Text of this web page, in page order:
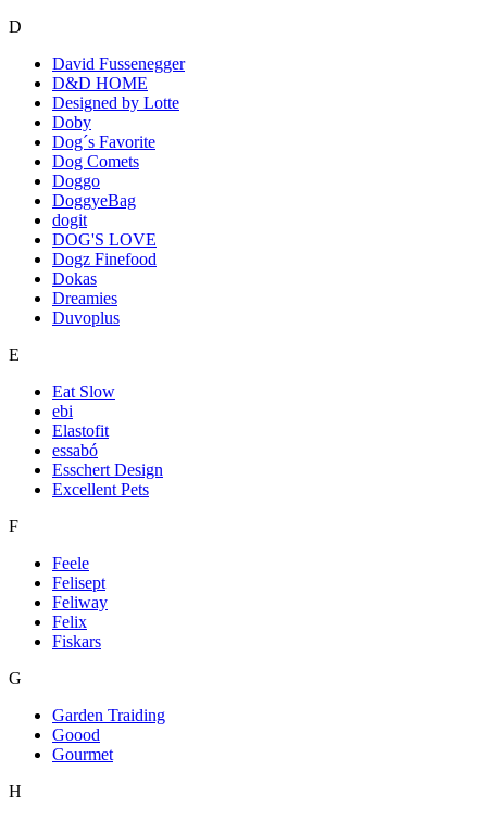
D
David Fussenegger
D&D HOME
Designed by Lotte
Doby
Dog´s Favorite
Dog Comets
Doggo
DoggyeBag
dogit
DOG'S LOVE
Dogz Finefood
Dokas
Dreamies
Duvoplus
E
Eat Slow
ebi
Elastofit
essabó
Esschert Design
Excellent Pets
F
Feele
Felisept
Feliway
Felix
Fiskars
G
Garden Traiding
Goood
Gourmet
H